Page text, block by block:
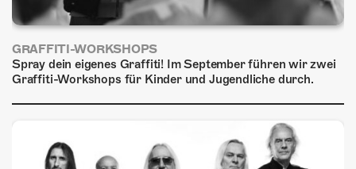
GRAFFITI-WORKSHOPS
Spray dein eigenes Graffiti! Im September führen wir zwei
Graffiti-Workshops für Kinder und Jugendliche durch.